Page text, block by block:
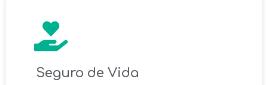
Seguro de Vida